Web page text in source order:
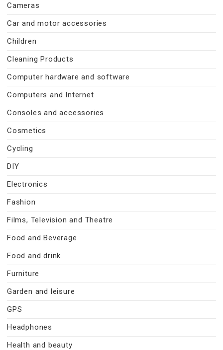
Cameras
Car and motor accessories
Children
Cleaning Products
Computer hardware and software
Computers and Internet
Consoles and accessories
Cosmetics
Cycling
DIY
Electronics
Fashion
Films, Television and Theatre
Food and Beverage
Food and drink
Furniture
Garden and leisure
GPS
Headphones
Health and beauty